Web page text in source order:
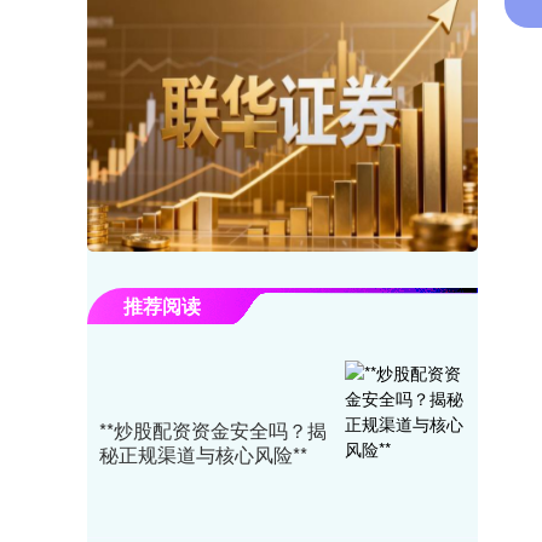
推荐阅读
**炒股配资资金安全吗？揭
秘正规渠道与核心风险**